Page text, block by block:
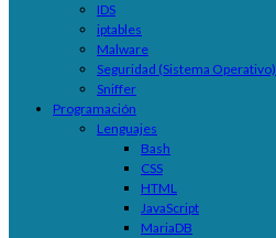
IDS
iptables
Malware
Seguridad (Sistema Operativo)
Sniffer
Programación
Lenguajes
Bash
CSS
HTML
JavaScript
MariaDB